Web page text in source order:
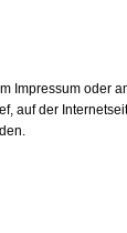
Impressum oder
auf der